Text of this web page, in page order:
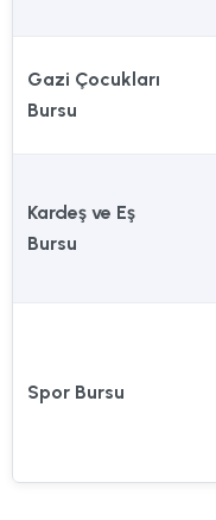
Gazi Çocukları
Bursu
Kardeş ve Eş
Bursu
Spor Bursu